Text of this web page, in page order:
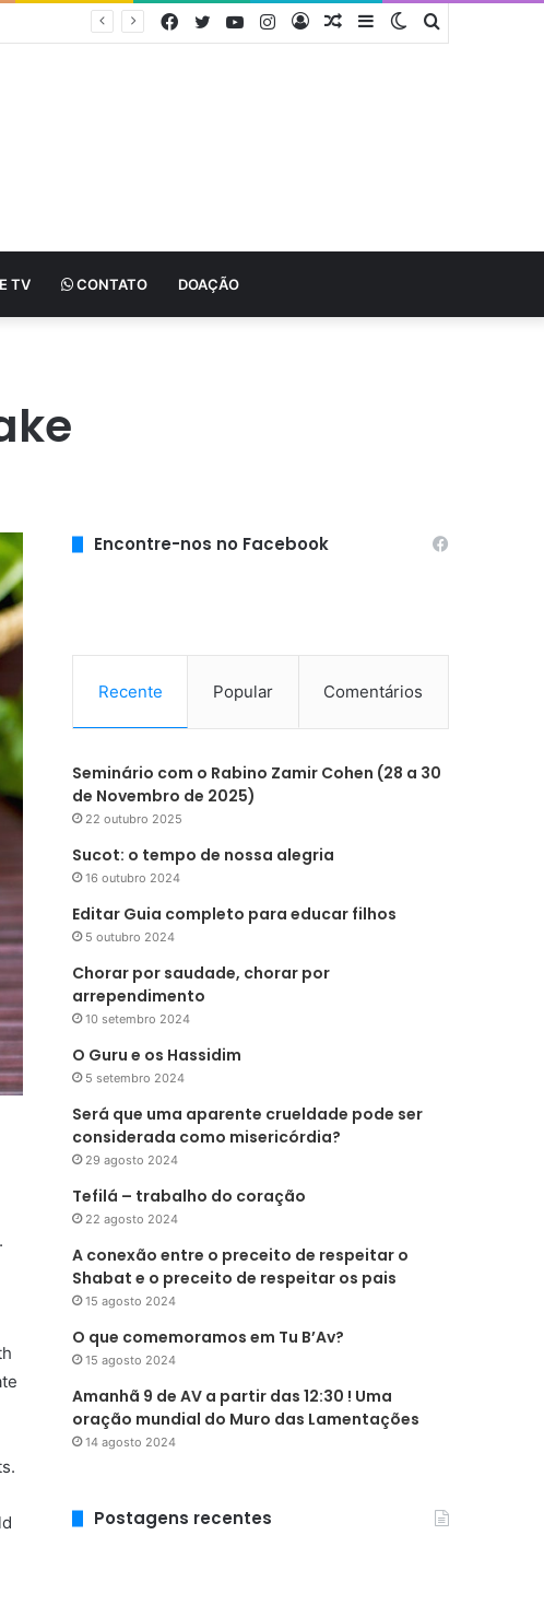
Procurar
Switch
Barra
Artigo
Entrar
Instagram
YouTube
Twitter
Facebook
TV CONTATO DOAÇÃO
Encontre-nos no Facebook
Recente Popular Comentários
Seminário com o Rabino Zamir Cohen (28 a 30
de Novembro de 2025)
22 outubro 2025
Sucot: o tempo de nossa alegria
16 outubro 2024
Editar Guia completo para educar filhos
5 outubro 2024
Chorar por saudade, chorar por
arrependimento
10 setembro 2024
O Guru e os Hassidim
5 setembro 2024
Será que uma aparente crueldade pode ser
considerada como misericórdia?
29 agosto 2024
Tefilá – trabalho do coração
22 agosto 2024
A conexão entre o preceito de respeitar o
Shabat e o preceito de respeitar os pais
15 agosto 2024
O que comemoramos em Tu B’Av?
15 agosto 2024
Amanhã 9 de AV a partir das 12:30 ! Uma
oração mundial do Muro das Lamentações
14 agosto 2024
Postagens recentes